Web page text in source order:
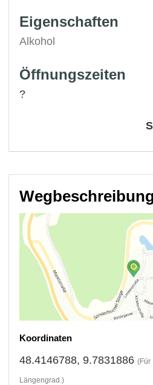
Eigenschaften
Alkohol
Öffnungszeiten
?
Koordinaten
48.4146788, 9.7831886 (Für
Längengrad.)